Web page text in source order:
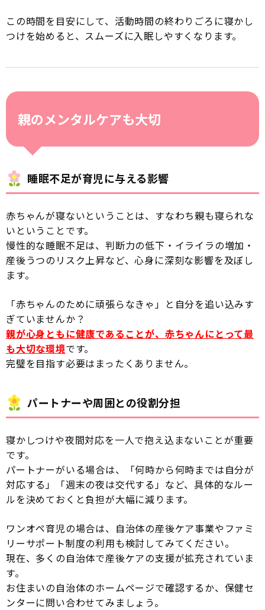
この時間を目安にして、活動時間の終わりごろに寝かし
つけを始めると、スムーズに入眠しやすくなります。
親のメンタルケアも大切
睡眠不足が育児に与える影響
赤ちゃんが寝ないということは、すなわち親も寝られな
いということです。
慢性的な睡眠不足は、判断力の低下・イライラの増加・
産後うつのリスク上昇など、心身に深刻な影響を及ぼし
ます。
「赤ちゃんのために頑張らなきゃ」と自分を追い込みす
ぎていませんか？
親が心身ともに健康であることが、赤ちゃんにとって最
も大切な環境です。
完璧を目指す必要はまったくありません。
パートナーや周囲との役割分担
寝かしつけや夜間対応を一人で抱え込まないことが重要
です。
パートナーがいる場合は、「何時から何時までは自分が
対応する」「週末の夜は交代する」など、具体的なルー
ルを決めておくと負担が大幅に減ります。
ワンオペ育児の場合は、自治体の産後ケア事業やファミ
リーサポート制度の利用も検討してみてください。
現在、多くの自治体で産後ケアの支援が拡充されていま
す。
お住まいの自治体のホームページで確認するか、保健セ
ンターに問い合わせてみましょう。